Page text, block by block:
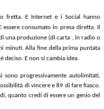
fretta. E Internet e i Social hanno
consumato in presa diretta. Il
una produzione (di carta , in radio o
minuti. Alla fine della prima puntata
E non si cambia idea.
sono progressivamente autolimitati,
di vincere e 89 di fare fiasco.
quanto credi di essere un genio del